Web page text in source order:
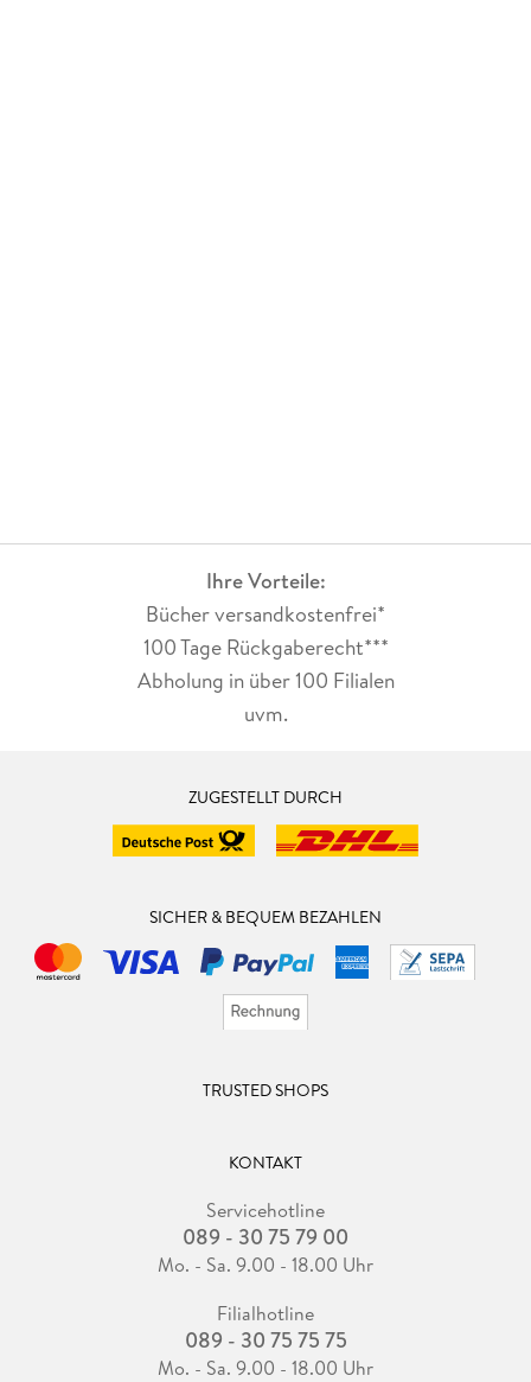
Ihre Vorteile:
Bücher versandkostenfrei*
100 Tage Rückgaberecht***
Abholung in über 100 Filialen
uvm.
ZUGESTELLT DURCH
SICHER & BEQUEM BEZAHLEN
TRUSTED SHOPS
KONTAKT
Servicehotline
089 - 30 75 79 00
Mo. - Sa. 9.00 - 18.00 Uhr
Filialhotline
089 - 30 75 75 75
Mo. - Sa. 9.00 - 18.00 Uhr